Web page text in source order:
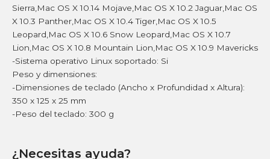
Sierra,Mac OS X 10.14 Mojave,Mac OS X 10.2 Jaguar,Mac OS
X 10.3 Panther,Mac OS X 10.4 Tiger,Mac OS X 10.5
Leopard,Mac OS X 10.6 Snow Leopard,Mac OS X 10.7
Lion,Mac OS X 10.8 Mountain Lion,Mac OS X 10.9 Mavericks
-Sistema operativo Linux soportado: Si
Peso y dimensiones:
-Dimensiones de teclado (Ancho x Profundidad x Altura):
350 x 125 x 25 mm
-Peso del teclado: 300 g
¿Necesitas ayuda?